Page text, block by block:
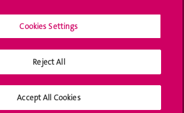
Cookies Settings
Reject All
Accept All Cookies